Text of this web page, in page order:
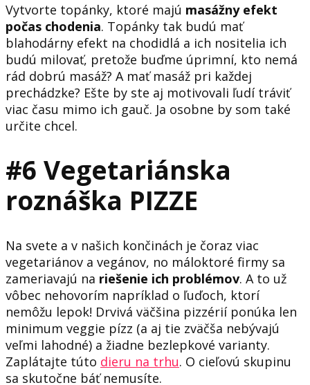
Vytvorte topánky, ktoré majú masážny efekt
počas chodenia. Topánky tak budú mať
blahodárny efekt na chodidlá a ich nositelia ich
budú milovať, pretože buďme úprimní, kto nemá
rád dobrú masáž? A mať masáž pri každej
prechádzke? Ešte by ste aj motivovali ľudí tráviť
viac času mimo ich gauč. Ja osobne by som také
určite chcel.
#6 Vegetariánska
roznáška PIZZE
Na svete a v našich končinách je čoraz viac
vegetariánov a vegánov, no máloktoré firmy sa
zameriavajú na riešenie ich problémov. A to už
vôbec nehovorím napríklad o ľuďoch, ktorí
nemôžu lepok! Drvivá väčšina pizzérií ponúka len
minimum veggie pízz (a aj tie zväčša nebývajú
veľmi lahodné) a žiadne bezlepkové varianty.
Zaplátajte túto dieru na trhu. O cieľovú skupinu
sa skutočne báť nemusíte.